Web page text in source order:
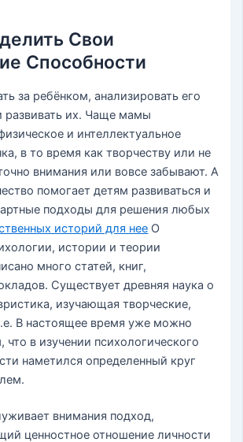
Свои
Способности
за ребёнком, анализировать его
развивать их. Чаще мамы
и интеллектуальное
в то время как творчеству или не
внимания или вовсе забывают. А
помогает детям развиваться и
подходы для решения любых
историй для нее О
истории и теории
много статей, книг,
Существует древняя наука о
изучающая творческие,
В настоящее время уже можно
что в изучении психологического
наметился определенный круг
внимания подход,
ценностное отношение личности